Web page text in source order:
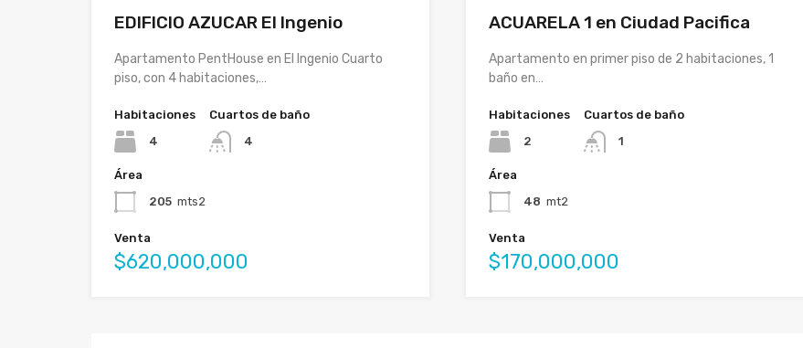
EDIFICIO AZUCAR El Ingenio
Apartamento PentHouse en El Ingenio Cuarto
piso, con 4 habitaciones,…
Habitaciones
4
Cuartos de baño
4
Área
205 mts2
Venta
$620,000,000
ACUARELA 1 en Ciudad Pacifica
Apartamento en primer piso de 2 habitaciones, 1
baño en…
Habitaciones
2
Cuartos de baño
1
Área
48 mt2
Venta
$170,000,000